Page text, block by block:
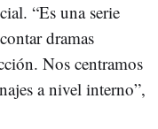
“Es una serie
dramas
Nos centramos
a nivel interno”,